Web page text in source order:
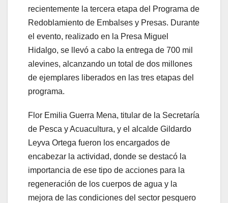
recientemente la tercera etapa del Programa de
Redoblamiento de Embalses y Presas. Durante
el evento, realizado en la Presa Miguel
Hidalgo, se llevó a cabo la entrega de 700 mil
alevines, alcanzando un total de dos millones
de ejemplares liberados en las tres etapas del
programa.
Flor Emilia Guerra Mena, titular de la Secretaría
de Pesca y Acuacultura, y el alcalde Gildardo
Leyva Ortega fueron los encargados de
encabezar la actividad, donde se destacó la
importancia de ese tipo de acciones para la
regeneración de los cuerpos de agua y la
mejora de las condiciones del sector pesquero